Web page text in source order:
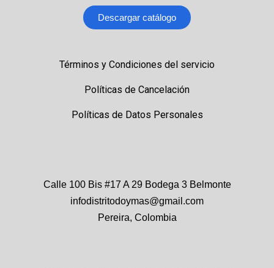
Descargar catálogo
Términos y Condiciones del servicio
Políticas de Cancelación
Políticas de Datos Personales
Calle 100 Bis #17 A 29 Bodega 3 Belmonte
infodistritodoymas@gmail.com
Pereira, Colombia